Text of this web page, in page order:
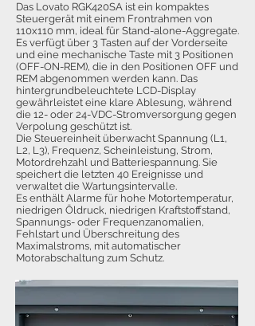
Das Lovato RGK420SA ist ein kompaktes
Steuergerät mit einem Frontrahmen von
110x110 mm, ideal für Stand-alone-Aggregate.
Es verfügt über 3 Tasten auf der Vorderseite
und eine mechanische Taste mit 3 Positionen
(OFF-ON-REM), die in den Positionen OFF und
REM abgenommen werden kann. Das
hintergrundbeleuchtete LCD-Display
gewährleistet eine klare Ablesung, während
die 12- oder 24-VDC-Stromversorgung gegen
Verpolung geschützt ist.
Die Steuereinheit überwacht Spannung (L1,
L2, L3), Frequenz, Scheinleistung, Strom,
Motordrehzahl und Batteriespannung. Sie
speichert die letzten 40 Ereignisse und
verwaltet die Wartungsintervalle.
Es enthält Alarme für hohe Motortemperatur,
niedrigen Öldruck, niedrigen Kraftstoffstand,
Spannungs- oder Frequenzanomalien,
Fehlstart und Überschreitung des
Maximalstroms, mit automatischer
Motorabschaltung zum Schutz.